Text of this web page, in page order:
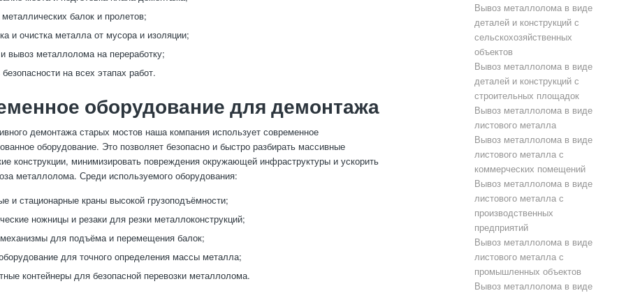
балок и пролетов;
и очистка металла от мусора и изоляции;
вывоз металлолома на переработку;
на всех этапах работ.
оборудование для демонтажа
демонтажа старых мостов наша компания использует современное
оборудование. Это позволяет безопасно и быстро разбирать массивные
конструкции, минимизировать повреждения окружающей инфраструктуры и ускорить
металлолома. Среди используемого оборудования:
и стационарные краны высокой грузоподъёмности;
ножницы и резаки для резки металлоконструкций;
для подъёма и перемещения балок;
для точного определения массы металла;
контейнеры для безопасной перевозки металлолома.
Вывоз металлолома в виде
деталей и конструкций с
сельскохозяйственных
объектов
Вывоз металлолома в виде
деталей и конструкций с
строительных площадок
Вывоз металлолома в виде
листового металла
Вывоз металлолома в виде
листового металла с
коммерческих помещений
Вывоз металлолома в виде
листового металла с
производственных
предприятий
Вывоз металлолома в виде
листового металла с
промышленных объектов
Вывоз металлолома в виде